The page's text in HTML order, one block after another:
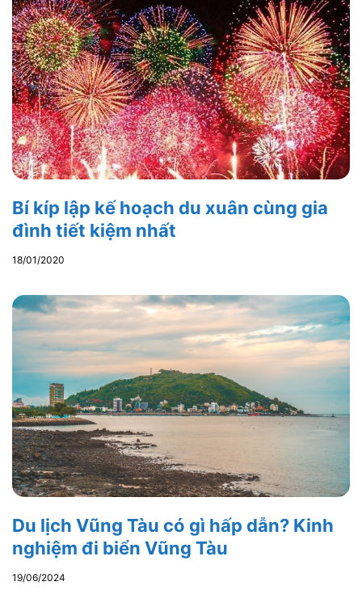
Bí kíp lập kế hoạch du xuân cùng gia
đình tiết kiệm nhất
18/01/2020
Du lịch Vũng Tàu có gì hấp dẫn? Kinh
nghiệm đi biển Vũng Tàu
19/06/2024